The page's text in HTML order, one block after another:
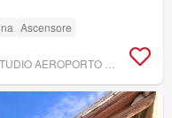
Ascensore